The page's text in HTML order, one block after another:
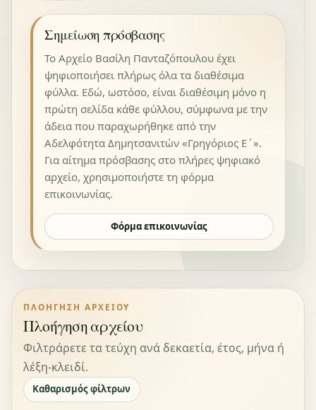
Σημείωση πρόσβασης
Το Αρχείο Βασίλη Πανταζόπουλου έχει
ψηφιοποιήσει πλήρως όλα τα διαθέσιμα
φύλλα. Εδώ, ωστόσο, είναι διαθέσιμη μόνο η
πρώτη σελίδα κάθε φύλλου, σύμφωνα με την
άδεια που παραχωρήθηκε από την
Αδελφότητα Δημητσανιτών «Γρηγόριος Ε΄».
Για αίτημα πρόσβασης στο πλήρες ψηφιακό
αρχείο, χρησιμοποιήστε τη φόρμα
επικοινωνίας.
Φόρμα επικοινωνίας
ΠΛΟΉΓΗΣΗ ΑΡΧΕΊΟΥ
Πλοήγηση αρχείου
Φιλτράρετε τα τεύχη ανά δεκαετία, έτος, μήνα ή
λέξη-κλειδί.
Καθαρισμός φίλτρων